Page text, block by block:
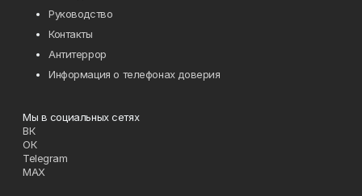
Руководство
Контакты
Антитеррор
Информация о телефонах доверия
Мы в социальных сетях
ВК
ОК
Telegram
MAX